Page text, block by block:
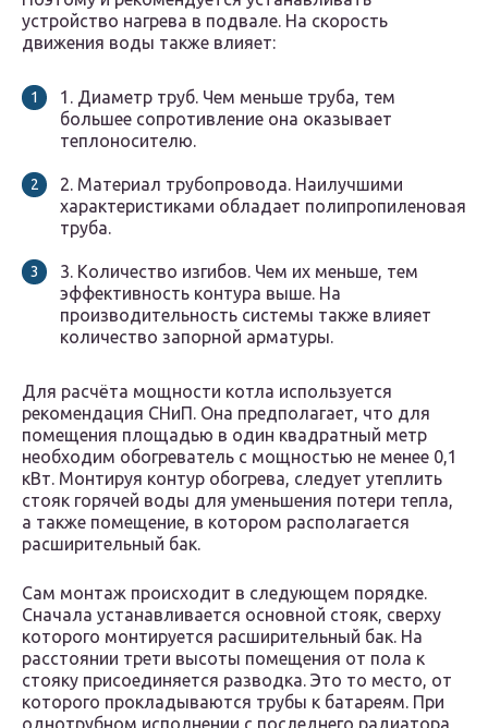
устройство нагрева в подвале. На скорость
движения воды также влияет:
1. Диаметр труб. Чем меньше труба, тем
большее сопротивление она оказывает
теплоносителю.
2. Материал трубопровода. Наилучшими
характеристиками обладает полипропиленовая
труба.
3. Количество изгибов. Чем их меньше, тем
эффективность контура выше. На
производительность системы также влияет
количество запорной арматуры.
Для расчёта мощности котла используется
рекомендация СНиП. Она предполагает, что для
помещения площадью в один квадратный метр
необходим обогреватель с мощностью не менее 0,1
кВт. Монтируя контур обогрева, следует утеплить
стояк горячей воды для уменьшения потери тепла,
а также помещение, в котором располагается
расширительный бак.
Сам монтаж происходит в следующем порядке.
Сначала устанавливается основной стояк, сверху
которого монтируется расширительный бак. На
расстоянии трети высоты помещения от пола к
стояку присоединяется разводка. Это то место, от
которого прокладываются трубы к батареям. При
однотрубном исполнении с последнего радиатора